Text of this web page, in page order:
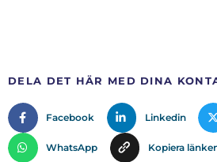
DELA DET HÄR MED DINA
Facebook Linkedin
WhatsApp Kopiera